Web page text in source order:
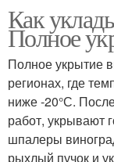
Как
Полное
Полное укрытие
регионах, где
ниже -20°С.
работ, укрывают
шпалеры
рыхлый пучок и